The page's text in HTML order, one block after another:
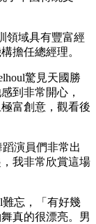
領域具有豐富經
擔任總經理。
驚見天國勝
到非常開心，
富創意，觀看後
演員們非常出
我非常欣賞這場
忘，「有好幾
真的很漂亮。男